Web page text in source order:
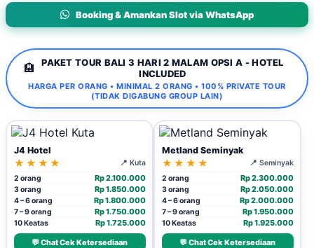
Booking & Amankan Slot via WhatsApp
🏨
PAKET TOUR BALI 3 HARI 2 MALAM OPSI A - HOTEL
INCLUDED
HARGA PER ORANG • MINIMAL 2 ORANG • 100% PRIVATE TOUR
(TIDAK DIGABUNG GROUP LAIN)
J4 Hotel
★★★★
📍 Kuta
2 orang
Rp 2.100.000
3 orang Rp 1.850.000
4 – 6 orang Rp 1.800.000
7 – 9 orang Rp 1.750.000
10 Keatas
Rp 1.725.000
💬 Chat Cek Ketersediaan
Metland Seminyak
★★★★
📍 Seminyak
2 orang
Rp 2.300.000
3 orang Rp 2.050.000
4 – 6 orang Rp 2.000.000
7 – 9 orang Rp 1.950.000
10 Keatas
Rp 1.925.000
💬 Chat Cek Ketersediaan